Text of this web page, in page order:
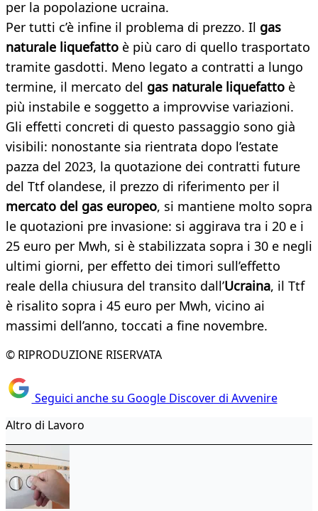
per la popolazione ucraina.
Per tutti c’è infine il problema di prezzo. Il gas
naturale liquefatto è più caro di quello trasportato
tramite gasdotti. Meno legato a contratti a lungo
termine, il mercato del gas naturale liquefatto è
più instabile e soggetto a improvvise variazioni.
Gli effetti concreti di questo passaggio sono già
visibili: nonostante sia rientrata dopo l’estate
pazza del 2023, la quotazione dei contratti future
del Ttf olandese, il prezzo di riferimento per il
mercato del gas europeo, si mantiene molto sopra
le quotazioni pre invasione: si aggirava tra i 20 e i
25 euro per Mwh, si è stabilizzata sopra i 30 e negli
ultimi giorni, per effetto dei timori sull’effetto
reale della chiusura del transito dall’Ucraina, il Ttf
è risalito sopra i 45 euro per Mwh, vicino ai
massimi dell’anno, toccati a fine novembre.
© RIPRODUZIONE RISERVATA
Seguici anche su Google Discover di Avvenire
Altro di Lavoro